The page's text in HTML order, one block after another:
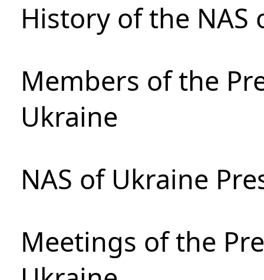
History of the NAS
Members of the
Ukraine
NAS of Ukraine
Meetings of the